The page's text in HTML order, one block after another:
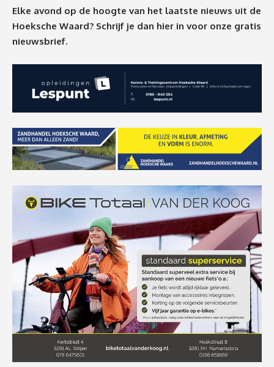
Elke avond op de hoogte van het laatste nieuws uit de
Hoeksche Waard? Schrijf je dan hier in voor onze gratis
nieuwsbrief.